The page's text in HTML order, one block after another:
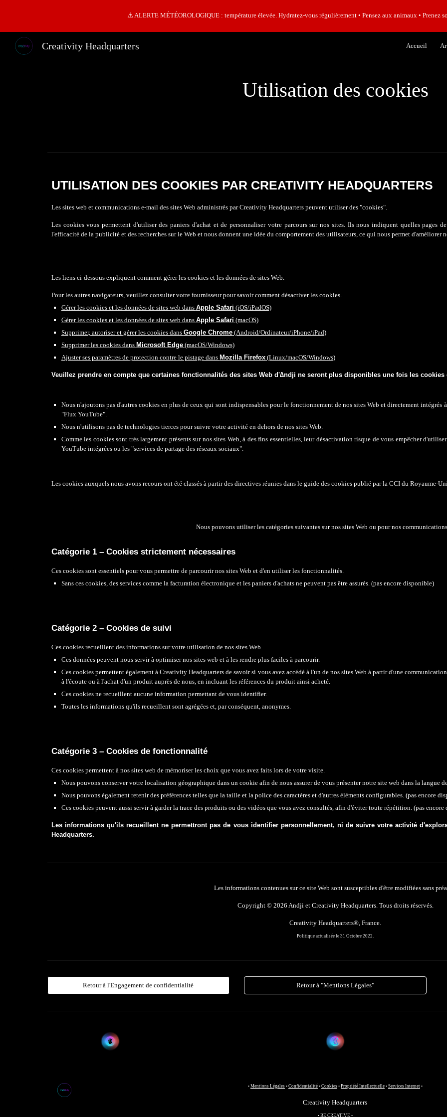
Skip to main content Skip to
⚠️ ALERTE MÉTÉOROLOGIQUE : température élevée. Hydratez-vous régulièrement • Pensez aux animaux • Prenez
Creativity Headquarters Accueil
Utilisation des cookies
UTILISATION DES COOKIES PAR CREATIVITY HEADQUARTERS
​Les sites web et communications e-mail des sites Web administrés par Creativity Headquarters peuvent utiliser des "cookies".
Les cookies vous permettent d'utiliser des paniers d'achat et de personnaliser votre parcours sur nos sites. Ils nous indiquent quelles pages
l'efficacité de la publicité et des recherches sur le Web et nous donnent une idée du comportement des utilisateurs, ce qui nous permet d'améliorer
Les liens ci-dessous expliquent comment gérer les cookies et les données de sites Web.
Pour les autres navigateurs, veuillez consulter votre fournisseur pour savoir comment désactiver les cookies.
Gérer les cookies et les données de sites web dans Apple Safari (iOS/iPadOS)
Gérer les cookies et les données de sites web dans Apple Safari (macOS)
Supprimer, autoriser et gérer les cookies dans Google Chrome(Android/Ordinateur/iPhone/iPad)
Supprimer les cookies dans Microsoft Edge(macOS/Windows)
Ajuster ses paramètres de protection contre le pistage dans Mozilla Firefox(Linux/macOS/Windows)
Veuillez prendre en compte que certaines fonctionnalités des sites Web d'∆ndji ne seront plus disponibles une fois les cookies
Nous n'ajoutons pas d'autres cookies en plus de ceux qui sont indispensables pour le fonctionnement de nos sites Web et directement
"Flux YouTube".
Nous n'utilisons pas de technologies tierces pour suivre votre activité en dehors de nos sites Web.
Comme les cookies sont très largement présents sur nos sites Web, à des fins essentielles, leur désactivation risque de vous empêcher
YouTube intégrées ou les "services de partage des réseaux sociaux".
Les cookies auxquels nous avons recours ont été classés à partir des directives réunies dans le guide des cookies publié par la CCI du Royaume-
Nous pouvons utiliserles catégories suivantes sur nos sites Web ou pour nos
Catégorie 1 – Cookies strictement nécessaires
Ces cookies sont essentiels pour vous permettre de parcourir nos sites Web et d'en utiliser les fonctionnalités.
Sans ces cookies, des services comme la facturation électronique et les paniers d'achats ne peuvent pas être assurés. (pas encoredisponible)
Catégorie 2 – Cookies de suivi
Ces cookies recueillent des informations sur votre utilisation de nos sites Web.​
Ces données peuvent nous servir à optimiser nos sites web et à les rendre plus faciles à parcourir.
Ces cookies permettent également à Creativity Headquarters de savoir si vous avez accédé à l'un de nos sites Web à partir d'une
à l'écoute ou à l'achat d'un produit auprès de nous, en incluant les références du produit ainsi acheté.
Ces cookies ne recueillent aucune information permettant de vous identifier.
Toutes les informations qu'ils recueillent sont agrégées et, par conséquent, anonymes.
Catégorie 3 – Cookies de fonctionnalité
Ces cookies permettent à nos sites web de mémoriser les choix que vous avez faits lors de votre visite.
Nous pouvons conserver votre localisation géographique dans un cookie afin de nous assurer de vous présenter notre site web dans la langue
Nous pouvons également retenir des préférences telles que la taille et la police des caractères et d'autres éléments configurables. (pas encore
Ces cookies peuvent aussi servir à garder la trace des produits ou des vidéos que vous avez consultés, afin d'éviter toute répétition. (pas encore
Les informations qu'ils recueillent ne permettront pas de vous identifier personnellement, ni de suivre votre activité
Headquarters.​​
Les informations contenues sur ce site Web sont susceptibles d'être modifiées sans
Copyright © 2026 Andji et Creativity Headquarters. Tous droits réservés.
Creativity Headquarters®, France.
Politique actualisée le 31 Octobre 2022.
Retour à l'Engagement de confidentialité Retour à "Mentions Légales"
• Mentions Légales• Confidentialité• Cookies• Propriété Intellectuelle• Services Internet•
Creativity Headquarters
• BE CREATIVE •